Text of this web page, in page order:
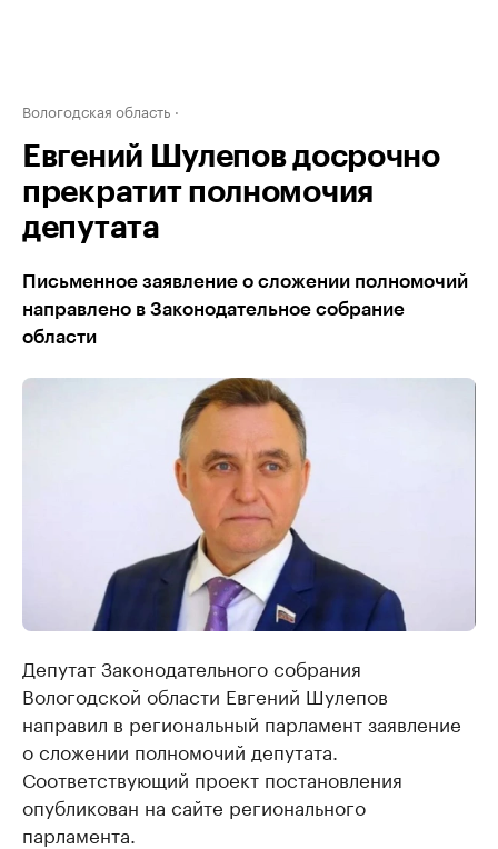
Вологодская область
Евгений Шулепов досрочно
прекратит полномочия
депутата
Письменное заявление о сложении полномочий
направлено в Законодательное собрание
области
Депутат Законодательного собрания
Вологодской области Евгений Шулепов
направил в региональный парламент заявление
о сложении полномочий депутата.
Соответствующий проект постановления
опубликован на сайте регионального
парламента.